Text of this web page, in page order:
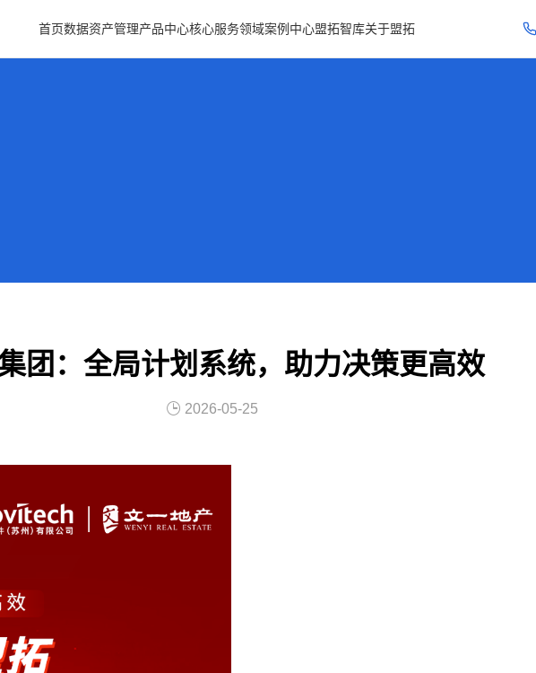
首页数据资产管理产品中心核心服务领域案例中心盟拓智库关于盟拓
团：全局计划系统，助力决策更高效
2026-05-25